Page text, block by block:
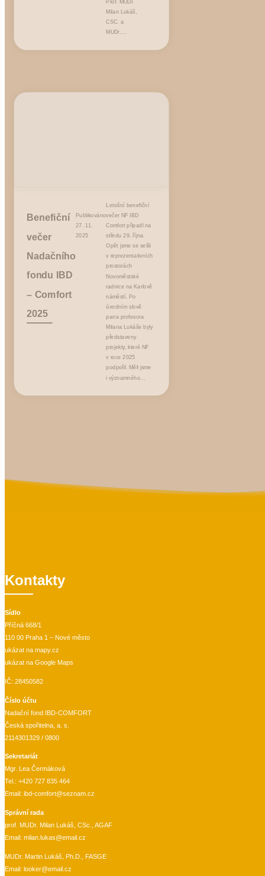
Prof. MUDr.
Milan Lukáš,
CSC. a
MUDr….
Benefiční
večer
Nadačního
fondu IBD
– Comfort
2025
Publikováno
27. 11.
2025
Letošní benefiční
večer NF IBD
Comfort připadl na
středu 29. října.
Opět jsme se sešli
v reprezentativních
prostorách
Novoměstské
radnice na Karlově
náměstí. Po
úvodním slově
pana profesora
Milana Lukáše byly
představeny
projekty, které NF
v roce 2025
podpořil. Měli jsme
i významného…
Kontakty
Sídlo
Příčná 668/1
110 00 Praha 1 – Nové město
ukázat na mapy.cz
ukázat na Google Maps
IČ: 28450582
Číslo účtu
Nadační fond IBD-COMFORT
Česká spořitelna, a. s.
2114301329 / 0800
Sekretariát
Mgr. Lea Čermáková
Tel.: +420 727 835 464
Email: ibd-comfort@seznam.cz
Správní rada
prof. MUDr. Milan Lukáš, CSc., AGAF
Email: milan.lukas@email.cz
MUDr. Martin Lukáš, Ph.D., FASGE
Email: looker@email.cz